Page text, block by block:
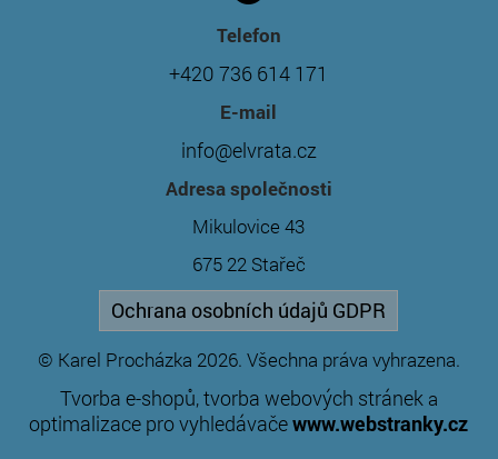
Telefon
+420 736 614 171
E-mail
info@elvrata.cz
Adresa společnosti
Mikulovice 43
675 22 Stařeč
Ochrana osobních údajů GDPR
© Karel Procházka 2026. Všechna práva vyhrazena.
Tvorba e-shopů,tvorba webových stráneka
optimalizace pro vyhledávačewww.webstranky.cz